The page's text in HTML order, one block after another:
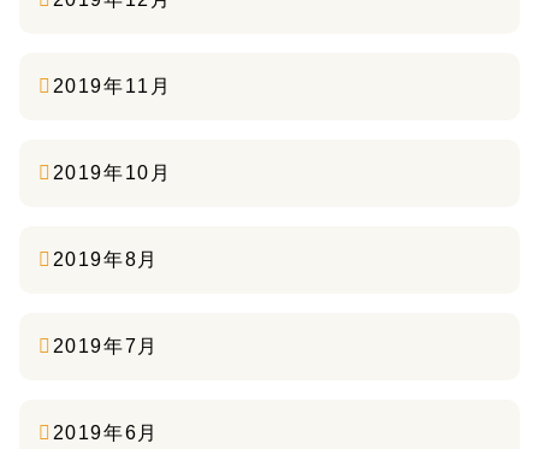
2019年11月
2019年10月
2019年8月
2019年7月
2019年6月